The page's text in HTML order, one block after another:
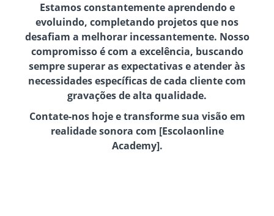
Estamos constantemente aprendendo e
evoluindo, completando projetos que nos
desafiam a melhorar incessantemente. Nosso
compromisso é com a excelência, buscando
sempre superar as expectativas e atender às
necessidades específicas de cada cliente com
gravações de alta qualidade.
Contate-nos hoje e transforme sua visão em
realidade sonora com [Escolaonline
Academy].